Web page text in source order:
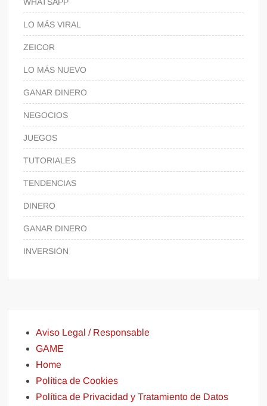
LO MÁS VIRAL
ZEICOR
LO MÁS NUEVO
GANAR DINERO
NEGOCIOS
JUEGOS
TUTORIALES
TENDENCIAS
DINERO
GANAR DINERO
INVERSIÓN
Aviso Legal / Responsable
GAME
Home
Política de Cookies
Política de Privacidad y Tratamiento de Datos